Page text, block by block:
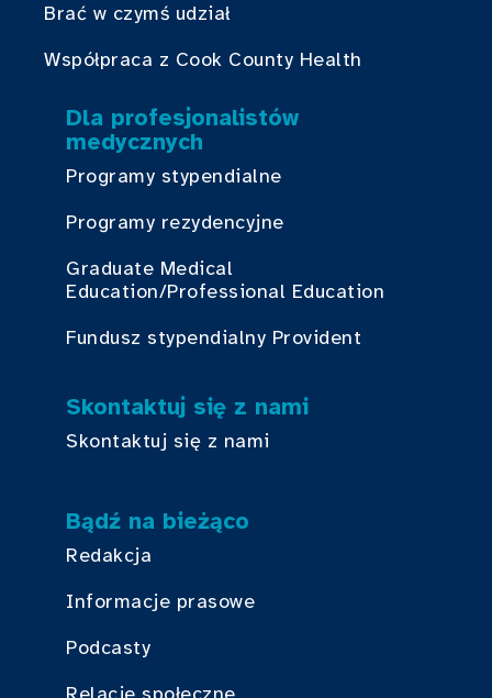
Brać w czymś udział
Współpraca z Cook County Health
Dla profesjonalistów
medycznych
Programy stypendialne
Programy rezydencyjne
Graduate Medical
Education/Professional Education
Fundusz stypendialny Provident
Skontaktuj się z nami
Skontaktuj się z nami
Bądź na bieżąco
Redakcja
Informacje prasowe
Podcasty